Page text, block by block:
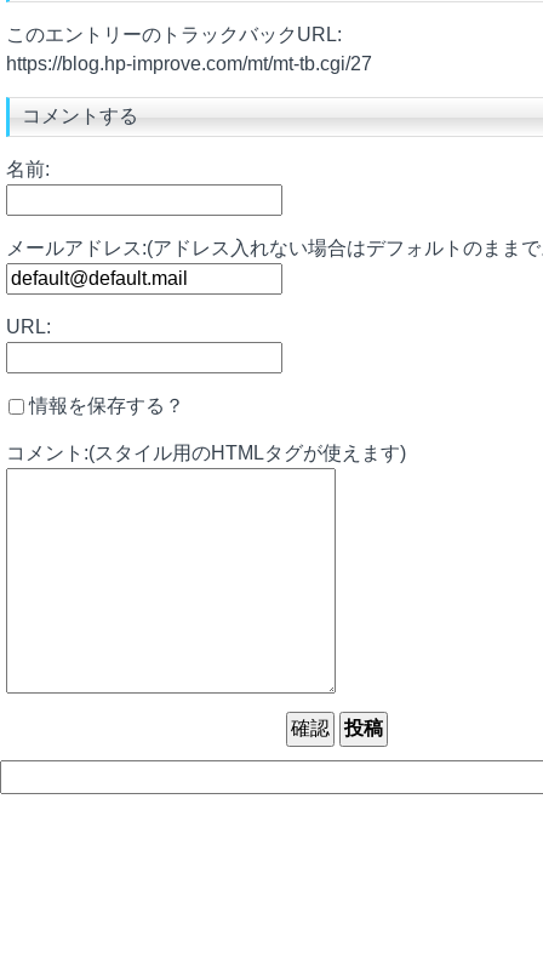
このエントリーのトラックバックURL:
https://blog.hp-improve.com/mt/mt-tb.cgi/27
コメントする
名前:
メールアドレス:(アドレス入れない場合はデフォルトのまま
URL:
情報を保存する？
コメント:(スタイル用のHTMLタグが使えます)